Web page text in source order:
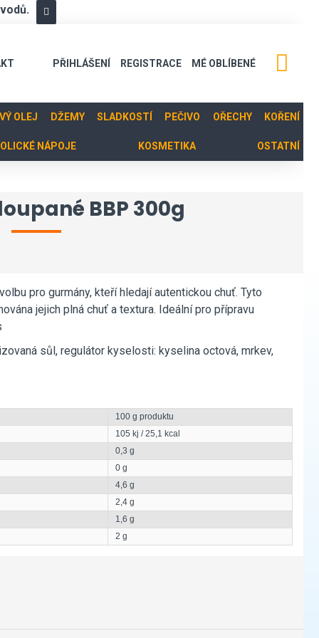
PŘIHLÁŠENÍ REGISTRACE MÉ OBLÍBENÉ
OLEJ DŽEMY SLADKOSTÍ PEČIVO OŘECHY KOŘENÍ
NÁPOJE KOSMETIKA OSTATNÍ
BBP 300g
pro gurmány, kteří hledají autentickou chuť. Tyto
jejich plná chuť a textura. Ideální pro přípravu
sůl, regulátor kyselosti: kyselina octová, mrkev,
100 g produktu
105 kj / 25,1 kcal
0,3 g
0 g
4,6 g
2,4 g
1,6 g
2 g